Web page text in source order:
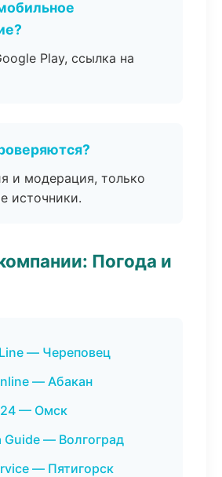
Play, ссылка на
и модерация, только
источники.
Погода и
— Череповец
— Абакан
24 — Омск
Guide — Волгоград
— Пятигорск